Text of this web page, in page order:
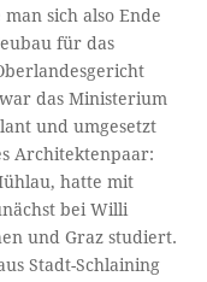
sich also Ende
für das
das Ministerium
und umgesetzt
Architektenpaar:
hatte mit
bei Willi
und Graz studiert.
Stadt-Schlaining